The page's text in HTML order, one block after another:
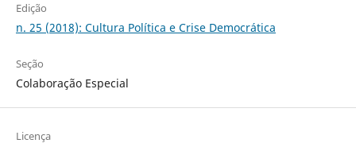
Edição
n. 25 (2018): Cultura Política e Crise Democrática
Seção
Colaboração Especial
Licença